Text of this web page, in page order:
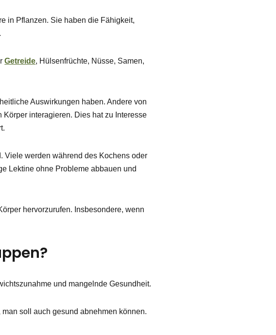
in Pflanzen. Sie haben die Fähigkeit,
Getreide, Hülsenfrüchte, Nüsse, Samen,
Auswirkungen haben. Andere von
interagieren. Dies hat zu Interesse
Viele werden während des Kochens oder
Lektine ohne Probleme abbauen und
hervorzurufen. Insbesondere, wenn
und mangelnde Gesundheit.
soll auch gesund abnehmen können.